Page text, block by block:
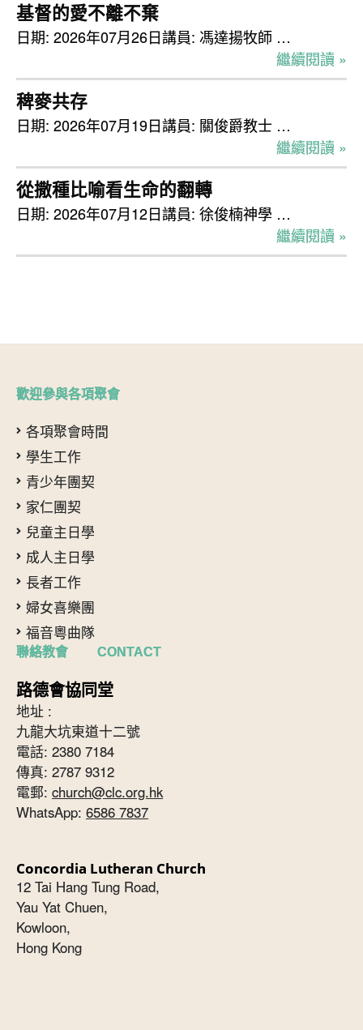
基督的愛不離不棄
日期: 2026年07月26日講員: 馮達揚牧師 …
繼續閱讀 »
稗麥共存
日期: 2026年07月19日講員: 關俊爵教士 …
繼續閱讀 »
從撒種比喻看生命的翻轉
日期: 2026年07月12日講員: 徐俊楠神學 …
繼續閱讀 »
歡迎參與各項聚會
各項聚會時間
學生工作
青少年團契
家仁團契
兒童主日學
成人主日學
長者工作
婦女喜樂團
福音粵曲隊
聯絡教會 CONTACT
路德會協同堂
地址 :
九龍大坑東道十二號
電話: 2380 7184
傳真: 2787 9312
電郵: church@clc.org.hk
WhatsApp: 6586 7837
Concordia Lutheran Church
12 Tai Hang Tung Road,
Yau Yat Chuen,
Kowloon,
Hong Kong